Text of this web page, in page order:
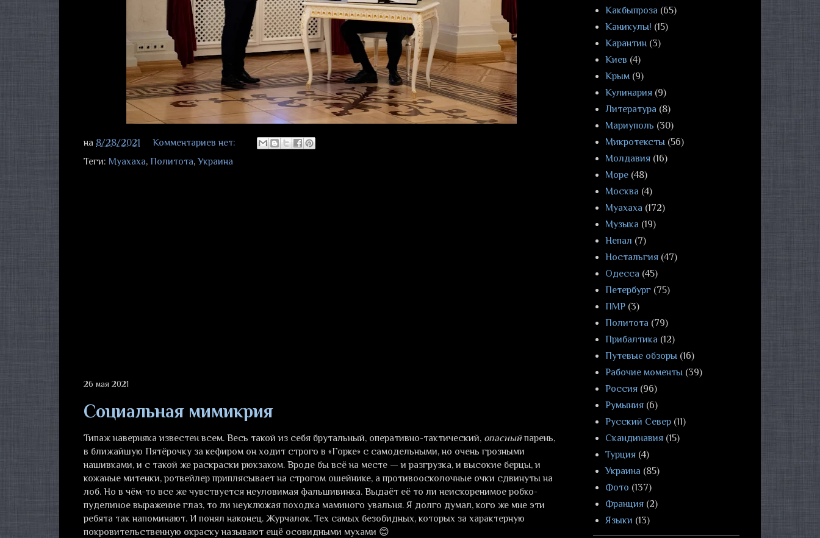
на 8/28/2021
Комментариев нет:
Теги: Муахаха, Политота,Украина
26 мая 2021
Социальная мимикрия
Типаж наверняка известен всем. Весь такой из себя брутальный, оперативно-тактический, опасныйпарень,
в ближайшую Пятёрочку за кефиром он ходит строго в «Горке» с самодельными, но очень грозными
нашивками, и с такой же раскраски рюкзаком. Вроде бы всё на месте — и разгрузка, и высокие берцы, и
кожаные митенки, ротвейлер приплясывает на строгом ошейнике, а противоосколочные очки сдвинуты на
лоб. Но в чём-то все же чувствуется неуловимая фальшивинка. Выдаёт её то ли неискоренимое робко-
пуделиное выражение глаз, то ли неуклюжая походка маминого увальня. Я долго думал, кого же мне эти
ребята так напоминают. И понял наконец. Журчалок. Тех самых безобидных, которых за характерную
покровительственную окраску называют ещё осовидными мухами 😊
Какбыпроза (65)
Каникулы! (15)
Карантин (3)
Киев (4)
Крым (9)
Кулинария (9)
Литература (8)
Мариуполь (30)
Микротексты (56)
Молдавия (16)
Море (48)
Москва (4)
Муахаха (172)
Музыка (19)
Непал (7)
Ностальгия (47)
Одесса (45)
Петербург (75)
ПМР (3)
Политота (79)
Прибалтика (12)
Путевые обзоры (16)
Рабочие моменты (39)
Россия (96)
Румыния (6)
Русский Север (11)
Скандинавия (15)
Турция (4)
Украина (85)
Фото (137)
Франция (2)
Языки (13)